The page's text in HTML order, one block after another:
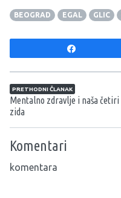
BEOGRAD EGAL GLIC
Navigacija članaka
PRETHODNI ČLANAK
Mentalno zdravlje i naša četiri
zida
Komentari
komentara